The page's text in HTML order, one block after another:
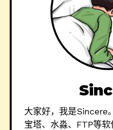
大家好，我是Sincere
宝塔、水淼、FTP等